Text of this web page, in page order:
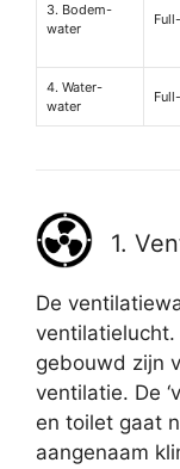
3. Bodem-
water
4. Water-
water
1.
De
ventilatielucht.
gebouwd zijn
ventilatie. De
en toilet gaat
aangenaam